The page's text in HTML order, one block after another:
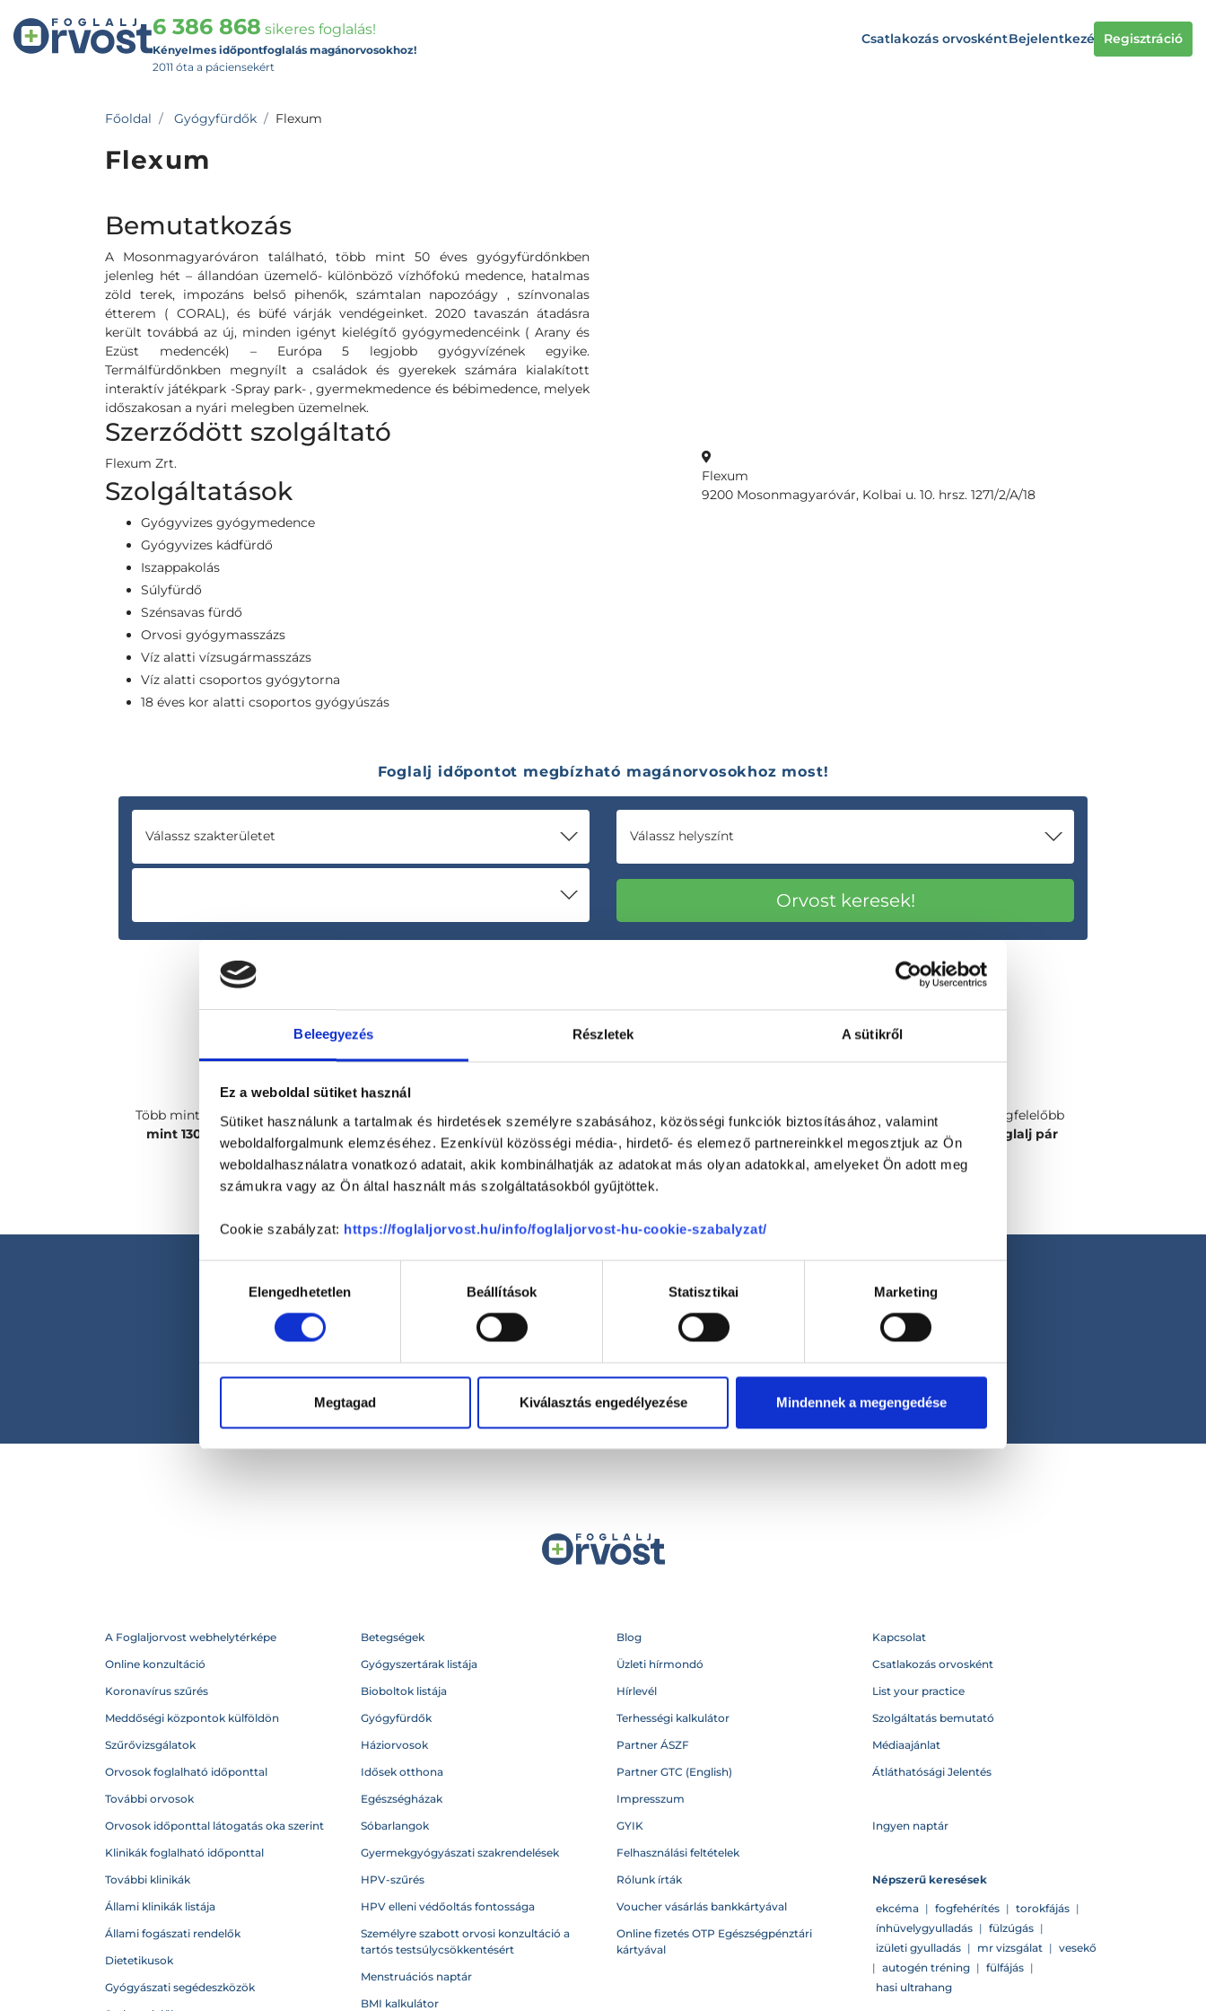
Beleegyezés Részletek A sütikről
Ez a weboldal sütiket használ
Sütiket használunk a tartalmak és hirdetések személyre szabásához, közösségi funkciók biztosításához, valamint
weboldalforgalmunk elemzéséhez. Ezenkívül közösségi média-, hirdető- és elemező partnereinkkel megosztjuk az Ön
weboldalhasználatra vonatkozó adatait, akik kombinálhatják az adatokat más olyan adatokkal, amelyeket Ön adott meg
számukra vagy az Ön által használt más szolgáltatásokból gyűjtöttek.
Cookie szabályzat: https://foglaljorvost.hu/info/foglaljorvost-hu-cookie-szabalyzat/
kiválasztásaElengedhetetlen Beállítások Statisztikai Marketing
Megtagad Kiválasztás engedélyezése Mindennek a megengedése
6 386 868 sikeres foglalás!
Kényelmes időpontfoglalás magánorvosokhoz!
2011 óta a páciensekért
Csatlakozás orvoskéntBejelentkezés Regisztráció
Főoldal Gyógyfürdők Flexum
Flexum
Bemutatkozás
A Mosonmagyaróváron található, több mint 50 éves gyógyfürdőnkben
jelenleg hét – állandóan üzemelő- különböző vízhőfokú medence, hatalmas
zöld terek, impozáns belső pihenők, számtalan napozóágy , színvonalas
étterem ( CORAL), és büfé várják vendégeinket. 2020 tavaszán átadásra
került továbbá az új, minden igényt kielégítő gyógymedencéink ( Arany és
Ezüst medencék) – Európa 5 legjobb gyógyvízének egyike.
Termálfürdőnkben megnyílt a családok és gyerekek számára kialakított
interaktív játékpark -Spray park- , gyermekmedence és bébimedence, melyek
időszakosan a nyári melegben üzemelnek.
Szerződött szolgáltató
Flexum Zrt.
Szolgáltatások
Gyógyvizes gyógymedence
Gyógyvizes kádfürdő
Iszappakolás
Súlyfürdő
Szénsavas fürdő
Orvosi gyógymasszázs
Víz alatti vízsugármasszázs
Víz alatti csoportos gyógytorna
18 éves kor alatti csoportos gyógyúszás
Flexum
9200 Mosonmagyaróvár, Kolbai u. 10. hrsz. 1271/2/A/18
Foglalj időpontot megbízható magánorvosokhoz most!
Válassz szakterületet Válassz helyszínt
Több mint
2400 magánorvosunk, több
mint 130 szakterületen
csak rád vár!
Korábbi páciensek300 000 valós
véleménye
segít a döntésben!
Válaszd ki a számodra legmegfelelőbb
időpontot vagy orvost és
foglalj pár
kattintással!
Segíthetünk?
Telefon
+36 1 700-1398
(H-P: 8:00-20:00)
Email
office@foglaljorvost.hu
A Foglaljorvost webhelytérképe
Online konzultáció
Koronavírus szűrés
Meddőségi központok külföldön
Szűrővizsgálatok
Orvosok foglalható időponttal
További orvosok
Orvosok időponttal látogatás oka szerint
Klinikák foglalható időponttal
További klinikák
Állami klinikák listája
Állami fogászati rendelők
Dietetikusok
Gyógyászati segédeszközök
Betegségek
Gyógyszertárak listája
Bioboltok listája
Gyógyfürdők
Háziorvosok
Idősek otthona
Egészségházak
Sóbarlangok
Gyermekgyógyászati szakrendelések
HPV-szűrés
HPV elleni védőoltás fontossága
Személyre szabott orvosi konzultáció a
tartós testsúlycsökkentésért
Menstruációs naptár
BMI kalkulátor
Blog
Üzleti hírmondó
Hírlevél
Terhességi kalkulátor
Partner ÁSZF
Partner GTC (English)
Impresszum
GYIK
Felhasználási feltételek
Rólunk írták
Voucher vásárlás bankkártyával
Online fizetés OTP Egészségpénztári
kártyával
Kapcsolat
Csatlakozás orvosként
List your practice
Szolgáltatás bemutató
Médiaajánlat
Átláthatósági Jelentés
Ingyen naptár
Népszerű keresések
ekcéma | fogfehérítés | torokfájás |
ínhüvelygyulladás | fülzúgás |
izületi gyulladás | mr vizsgálat | vesekő
| autogén tréning | fülfájás |
hasi ultrahang